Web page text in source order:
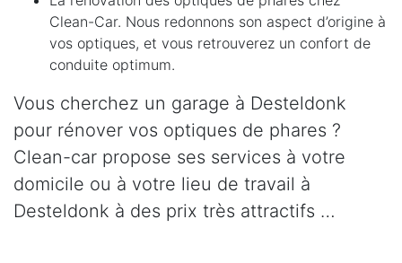
Clean-Car. Nous redonnons son aspect d’origine à
vos optiques, et vous retrouverez un confort de
conduite optimum.
Vous cherchez un garage à Desteldonk
pour rénover vos optiques de phares ?
Clean-car propose ses services à votre
domicile ou à votre lieu de travail à
Desteldonk à des prix très attractifs …